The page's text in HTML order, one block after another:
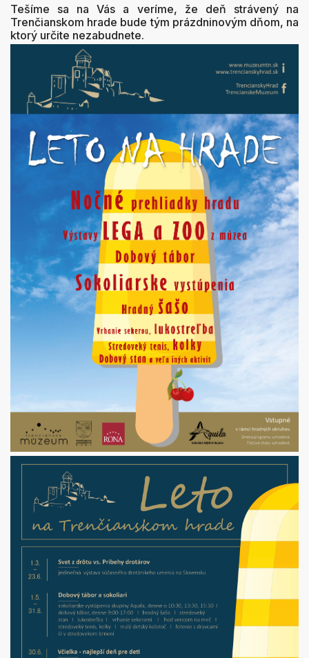
Tešíme sa na Vás a veríme, že deň strávený na
Trenčianskom hrade bude tým prázdninovým dňom, na
ktorý určite nezabudnete.